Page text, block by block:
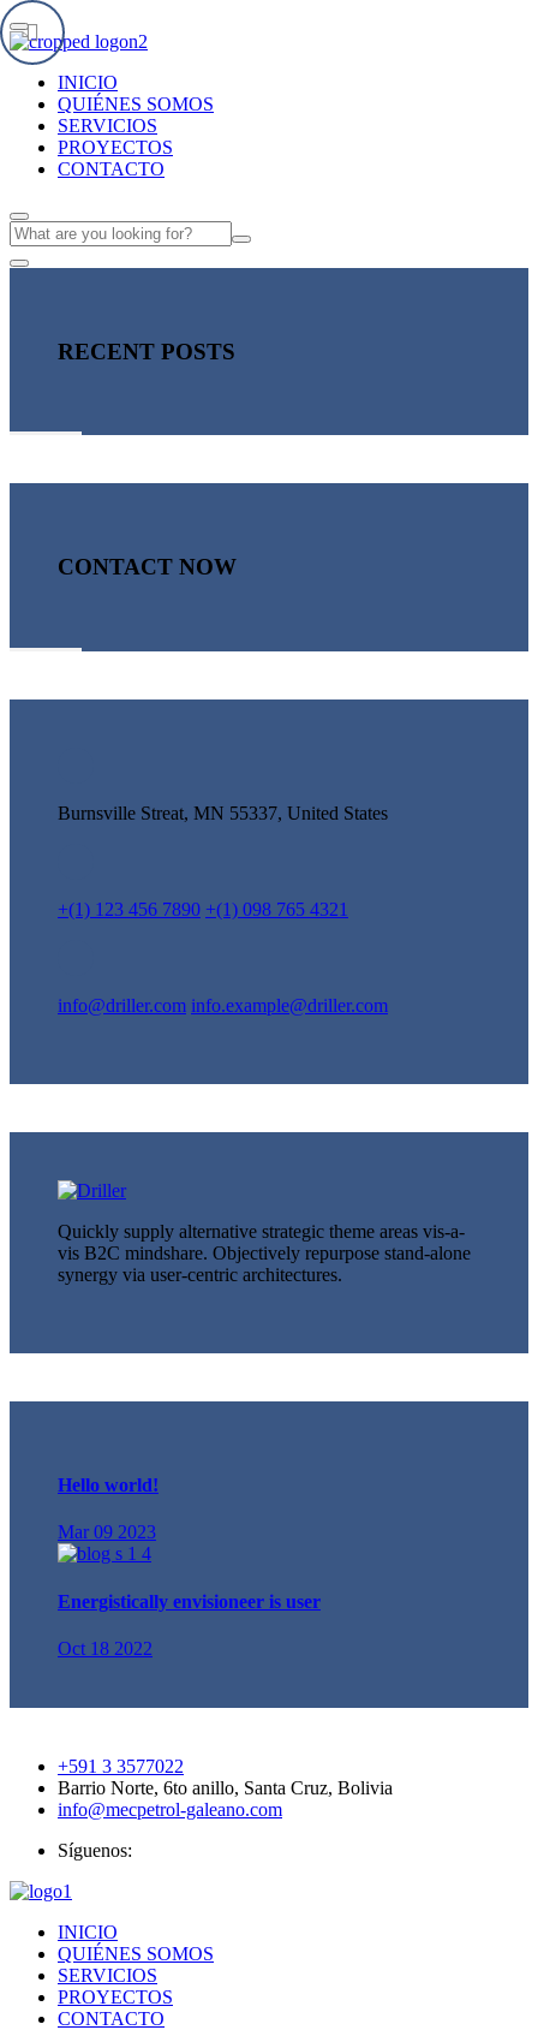
INICIO
QUIÉNES SOMOS
SERVICIOS
PROYECTOS
CONTACTO
RECENT POSTS
CONTACT NOW
Burnsville Streat, MN 55337, United States
+(1) 123 456 7890 +(1) 098 765 4321
info@driller.com info.example@driller.com
Quickly supply alternative strategic theme areas vis-a-
vis B2C mindshare. Objectively repurpose stand-alone
synergy via user-centric architectures.
Hello world!
Mar 09 2023
Energistically envisioneer is user
Oct 18 2022
+591 3 3577022
Barrio Norte, 6to anillo, Santa Cruz, Bolivia
info@mecpetrol-galeano.com
Síguenos:
INICIO
QUIÉNES SOMOS
SERVICIOS
PROYECTOS
CONTACTO